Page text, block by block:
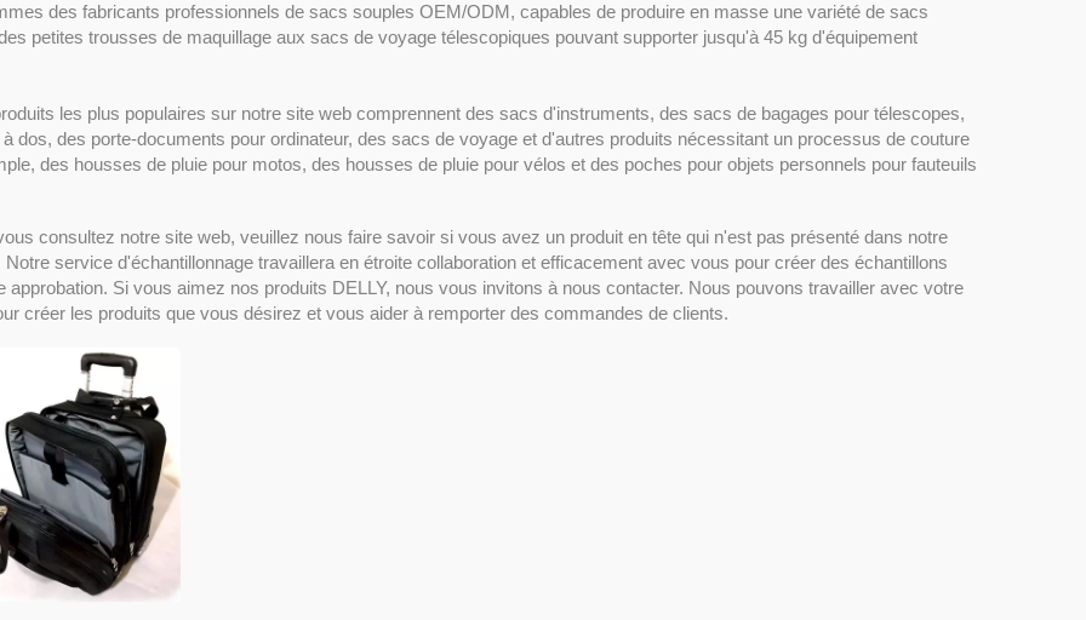
sur roues
Sac de voyage à deux
couches sur roues
Sac à dos professionnel pour
ordinateur portable
des fabricants professionnels de sacs souples OEM/ODM, capables de produire en masse une variété de sacs
petites trousses de maquillage aux sacs de voyage télescopiques pouvant supporter jusqu'à 45 kg d'équipement
les plus populaires sur notre site web comprennent des sacs d'instruments, des sacs de bagages pour télescopes,
dos, des porte-documents pour ordinateur, des sacs de voyage et d'autres produits nécessitant un processus de couture
des housses de pluie pour motos, des housses de pluie pour vélos et des poches pour objets personnels pour fauteuils
consultez notre site web, veuillez nous faire savoir si vous avez un produit en tête qui n'est pas présenté dans notre
Notre service d'échantillonnage travaillera en étroite collaboration et efficacement avec vous pour créer des échantillons
approbation. Si vous aimez nos produits DELLY, nous vous invitons à nous contacter. Nous pouvons travailler avec votre
créer les produits que vous désirez et vous aider à remporter des commandes de clients.